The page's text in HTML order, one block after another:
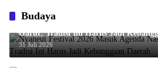
Budaya
Nyaneut Festival 2026 Masuk Agenda
Garut: Tradisi Ini Harus Jadi
31 Juli 2026